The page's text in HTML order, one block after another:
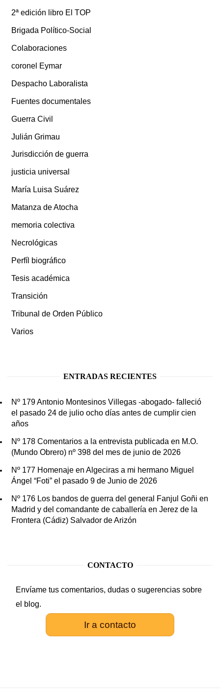
2ª edición libro El TOP
Brigada Político-Social
Colaboraciones
coronel Eymar
Despacho Laboralista
Fuentes documentales
Guerra Civil
Julián Grimau
Jurisdicción de guerra
justicia universal
María Luisa Suárez
Matanza de Atocha
memoria colectiva
Necrológicas
Perfíl biográfico
Tesis académica
Transición
Tribunal de Orden Público
Varios
ENTRADAS RECIENTES
Nº 179 Antonio Montesinos Villegas -abogado- falleció
el pasado 24 de julio ocho días antes de cumplir cien
años
Nº 178 Comentarios a la entrevista publicada en M.O.
(Mundo Obrero) nº 398 del mes de junio de 2026
Nº 177 Homenaje en Algeciras a mi hermano Miguel
Ángel “Foti” el pasado 9 de Junio de 2026
Nº 176 Los bandos de guerra del general Fanjul Goñi en
Madrid y del comandante de caballería en Jerez de la
Frontera (Cádiz) Salvador de Arizón
CONTACTO
Envíame tus comentarios, dudas o sugerencias sobre
el blog.
Ir a contacto